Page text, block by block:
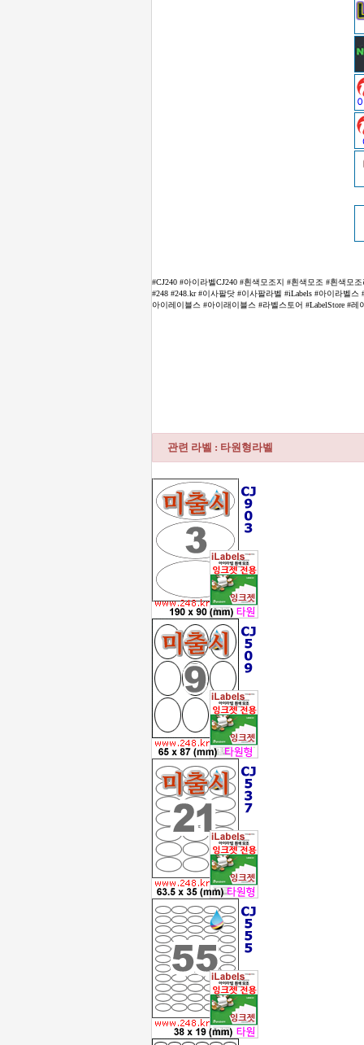
#CJ240 #아이라벨CJ240 #흰색모조지 #흰색모조 #흰색모
#248 #248.kr #이사팔닷 #이사팔라벨 #iLabels #아이라벨
아이레이블스 #아이래이블스 #라벨스토어 #LabelStore #레
관련 라벨 : 타원형라벨